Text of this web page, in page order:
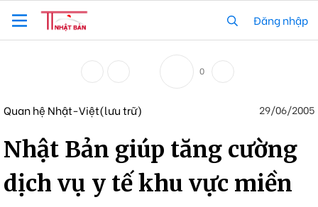
Đăng nhập
0
Quan hệ Nhật-Việt(lưu trữ) 29/06/2005
Nhật Bản giúp tăng cường
dịch vụ y tế khu vực miền